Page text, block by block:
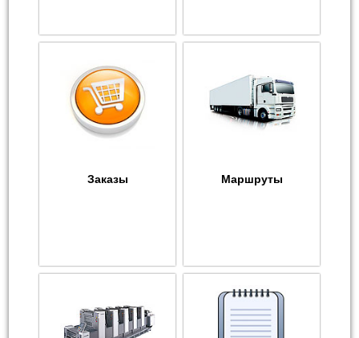
Заказы Маршруты